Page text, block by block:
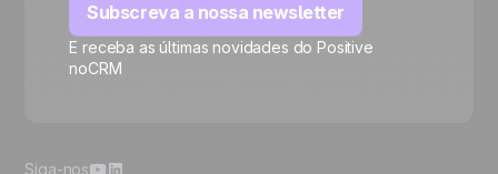
Subscreva a nossa newsletter
E receba as últimas novidades do Positive
noCRM
Siga-nos